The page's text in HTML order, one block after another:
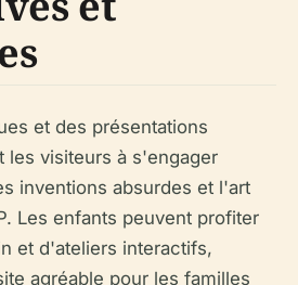
et des présentations
les visiteurs à s'engager
inventions absurdes et l'art
Les enfants peuvent profiter
et d'ateliers interactifs,
agréable pour les familles